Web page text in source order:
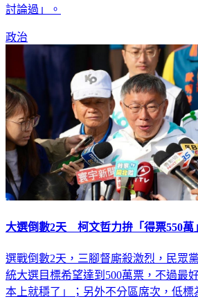
討論過」。
政治
大選倒數2天 柯文哲力拚「得票550萬
選戰倒數2天，三腳督廝殺激烈，民眾
統大選目標希望達到500萬票，不過最
本上就穩了」；另外不分區席次，低標